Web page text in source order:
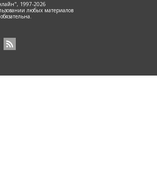
1997-2026
любых материалов